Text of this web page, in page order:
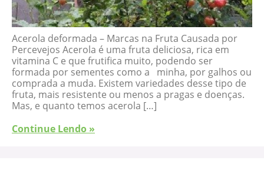
Acerola deformada – Marcas na Fruta Causada por
Percevejos Acerola é uma fruta deliciosa, rica em
vitamina C e que frutifica muito, podendo ser
formada por sementes como a minha, por galhos ou
comprada a muda. Existem variedades desse tipo de
fruta, mais resistente ou menos a pragas e doenças.
Mas, e quanto temos acerola […]
Continue Lendo »